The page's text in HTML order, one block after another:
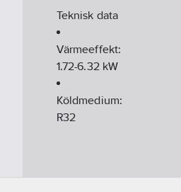
Teknisk data
Värmeeffekt:
1.72-6.32kW
Köldmedium:
R32